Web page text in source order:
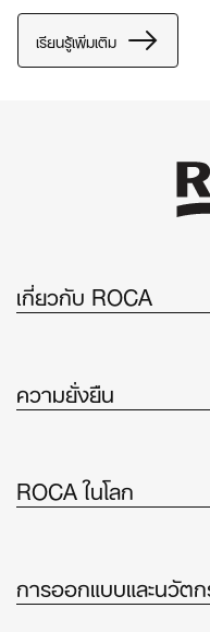
เรียนรู้เพิ่มเติม
เกี่ยวกับ ROCA
ความยั่งยืน
ROCA ในโลก
การออกแบบและนวัต